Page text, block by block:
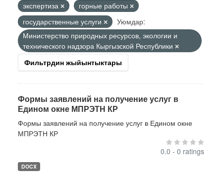
экспертиза
горные работы
государственные услуги
Уюмдар:
Министерство природных ресурсов, экологии и
технического надзора Кыргызской Республики
Фильтрдин жыйынтыктары
Формы заявлений на получение услуг в
Едином окне МПРЭТН КР
Формы заявлений на получение услуг в Едином окне
МПРЭТН КР
0.0 - 0 ratings
DOCX